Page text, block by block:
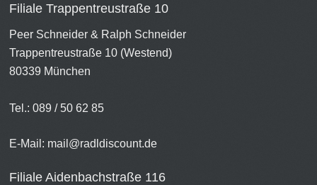
Filiale Trappentreustraße 10
Peer Schneider & Ralph Schneider
Trappentreustraße 10 (Westend)
80339 München
Tel.: 089 / 50 62 85
E-Mail: mail@radldiscount.de
Filiale Aidenbachstraße 116